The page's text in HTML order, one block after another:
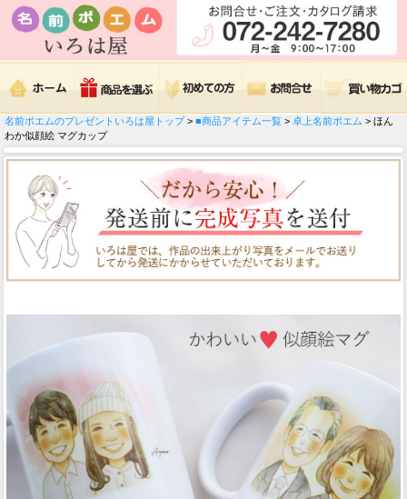
名前ポエムのプレゼントいろは屋トップ> ■商品アイテム一覧 > 卓上名前ポエム > ほん
わか似顔絵 マグカップ